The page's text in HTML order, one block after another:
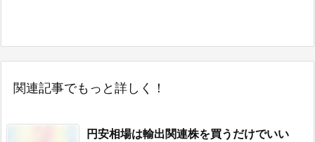
関連記事でもっと詳しく！
円安相場は輸出関連株を買うだけでいい